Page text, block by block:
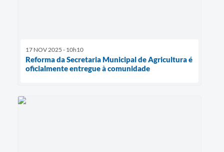
17 NOV 2025 - 10h10
Reforma da Secretaria Municipal de Agricultura é
oficialmente entregue à comunidade